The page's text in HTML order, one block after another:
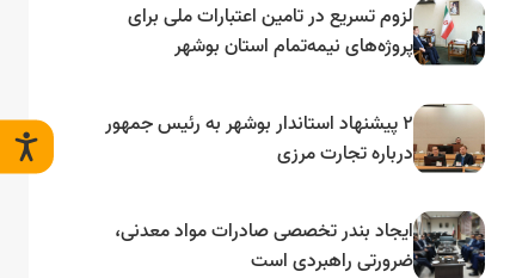
لزوم تسریع در تامین اعتبارات ملی برای
پروژه‌های نیمه‌تمام استان بوشهر
۲ پیشنهاد استاندار بوشهر به رئیس جمهور
درباره تجارت مرزی
ایجاد بندر تخصصی صادرات مواد معدنی،
ضرورتی راهبردی است